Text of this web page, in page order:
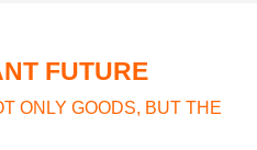
FUTURE
ONLY GOODS, BUT THE